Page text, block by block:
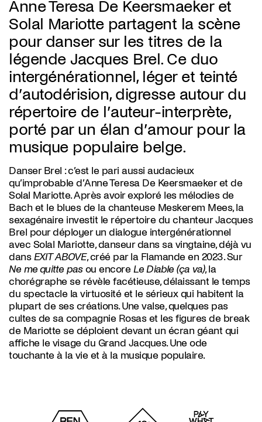
Anne Teresa De Keersmaeker et
Solal Mariotte partagent la scène
pour danser sur les titres de la
légende Jacques Brel. Ce duo
intergénérationnel, léger et teinté
d’autodérision, digresse autour du
répertoire de l’auteur-interprète,
porté par un élan d’amour pour la
musique populaire belge.
Danser Brel : c’est le pari aussi audacieux
qu’improbable d’Anne Teresa De Keersmaeker et de
Solal Mariotte. Après avoir exploré les mélodies de
Bach et le blues de la chanteuse Meskerem Mees, la
sexagénaire investit le répertoire du chanteur Jacques
Brel pour déployer un dialogue intergénérationnel
avec Solal Mariotte, danseur dans sa vingtaine, déjà vu
dans EXIT ABOVE, créé par la Flamande en 2023. Sur
Ne me quitte pasou encore Le Diable (ça va), la
chorégraphe se révèle facétieuse, délaissant le temps
du spectacle la virtuosité et le sérieux qui habitent la
plupart de ses créations. Une valse, quelques pas
cultes de sa compagnie Rosas et les figures de break
de Mariotte se déploient devant un écran géant qui
affiche le visage du Grand Jacques. Une ode
touchante à la vie et à la musique populaire.